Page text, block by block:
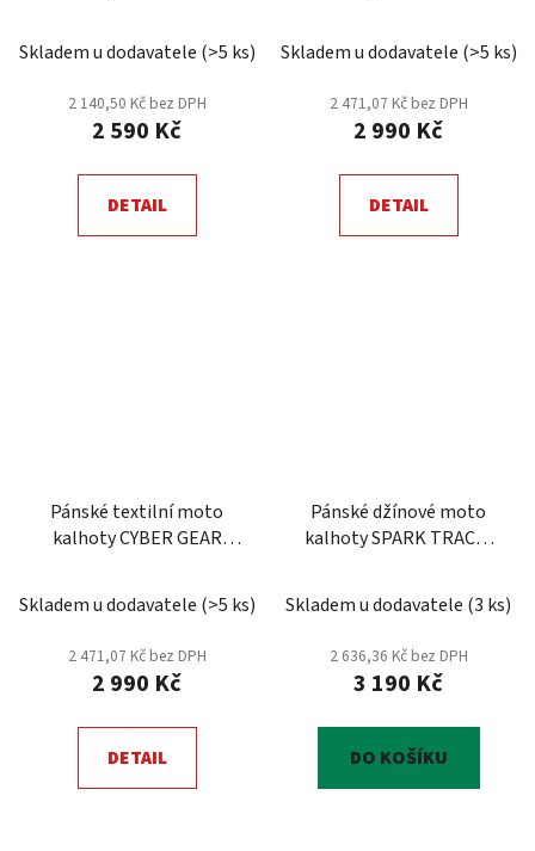
Skladem u dodavatele (>5 ks)
2 140,50 Kč bez DPH
2 590 Kč
DETAIL
Skladem u dodavatele (>5 ks)
2 471,07 Kč bez DPH
2 990 Kč
DETAIL
Pánské textilní moto
kalhoty CYBER GEAR
Skladem u dodavatele (>5 ks)
2 471,07 Kč bez DPH
2 990 Kč
DETAIL
Pánské džínové moto
kalhoty SPARK TRACK,
Skladem u dodavatele (3 ks)
2 636,36 Kč bez DPH
3 190 Kč
DO KOŠÍKU